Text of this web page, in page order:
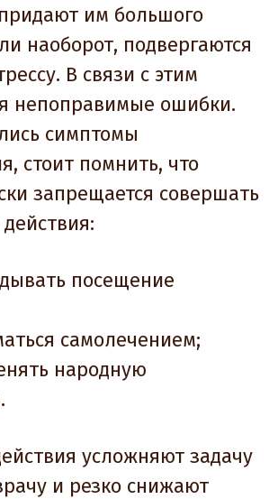
им большого
наоборот, подвергаются
В связи с этим
непоправимые ошибки.
симптомы
стоит помнить, что
запрещается совершать
посещение
самолечением;
народную
усложняют задачу
и резко снижают